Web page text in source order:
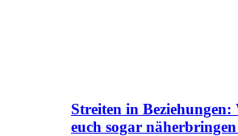
Streiten in
euch sogar